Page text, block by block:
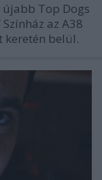
Top Dogs
az A38
keretén belül.